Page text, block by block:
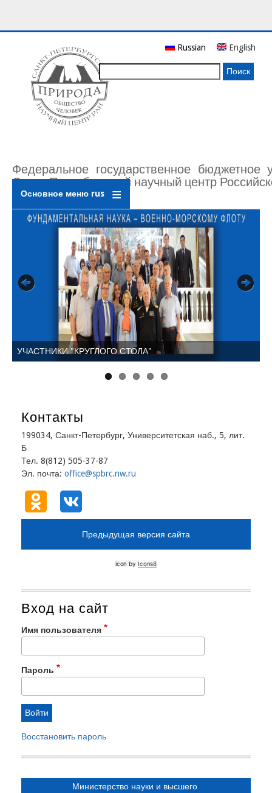
основному
содержанию
Федеральное государственное бюджетное
Санкт-Петербургский научный центр
Russian English
Основное меню rus
УЧАСТНИКИ "КРУГЛОГО СТОЛА"
Контакты
199034, Санкт-Петербург, Университетская наб., 5, лит.
Б
Тел. 8(812) 505-37-87
Эл. почта: office@spbrc.nw.ru
Предыдущая версия сайта
icon by Icons8
Вход на сайт
Имя пользователя
Пароль
Восстановить пароль
Министерство науки и высшего